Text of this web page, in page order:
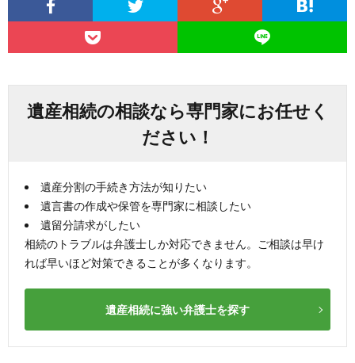
遺産相続の相談なら専門家にお任せく
ださい！
遺産分割の手続き方法が知りたい
遺言書の作成や保管を専門家に相談したい
遺留分請求がしたい
相続のトラブルは弁護士しか対応できません。ご相談は早け
れば早いほど対策できることが多くなります。
遺産相続に強い弁護士を探す